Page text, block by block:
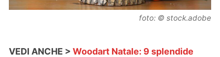
foto: © stock.adobe
VEDI ANCHE > Woodart Natale: 9 splendide